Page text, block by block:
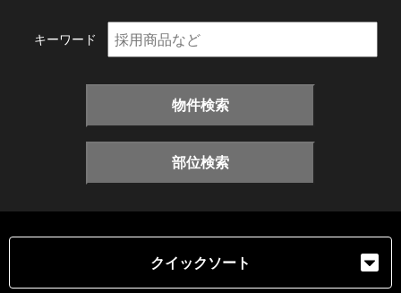
キーワード
物件検索
部位検索
クイックソート